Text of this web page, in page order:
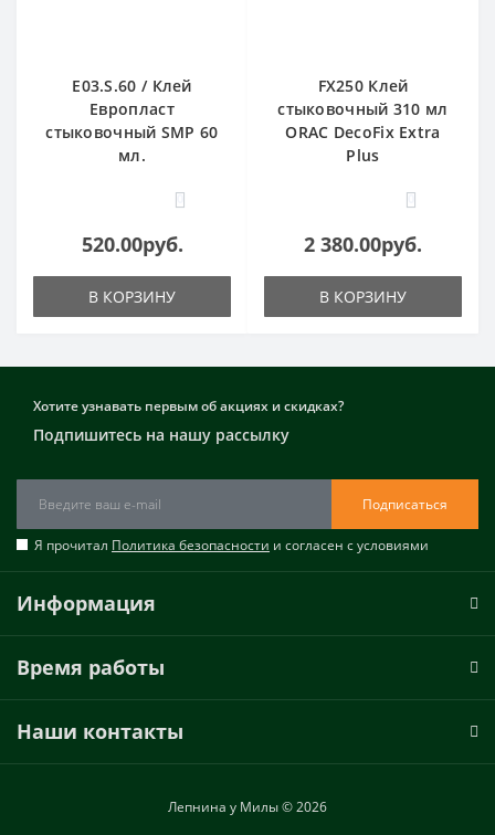
E03.S.60 / Клей
Европласт
стыковочный SMP 60
мл.
0
520.00руб.
В КОРЗИНУ
FX250 Клей
стыковочный 310 мл
ORAC DecoFix Extra
Plus
0
2 380.00руб.
В КОРЗИНУ
Хотите узнавать первым об акциях и скидках?
Подпишитесь на нашу рассылку
Подписаться
Я прочитал Политика безопасности и согласен с условиями
Информация
Время работы
Наши контакты
Лепнина у Милы © 2026